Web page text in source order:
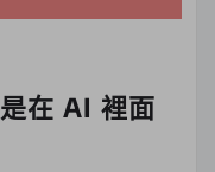
在 AI 裡面